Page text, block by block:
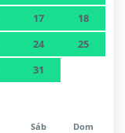
17
18
24
25
31
Sáb Dom